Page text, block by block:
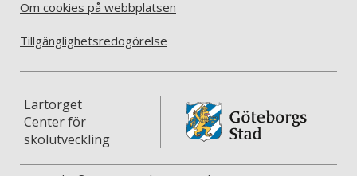
Om cookies på webbplatsen
Tillgänglighetsredogörelse
Lärtorget
Center för
skolutveckling